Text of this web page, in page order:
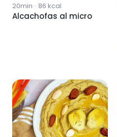
20min · 86 kcal
Alcachofas al micro